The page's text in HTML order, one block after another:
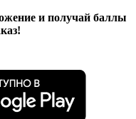
и получай баллы